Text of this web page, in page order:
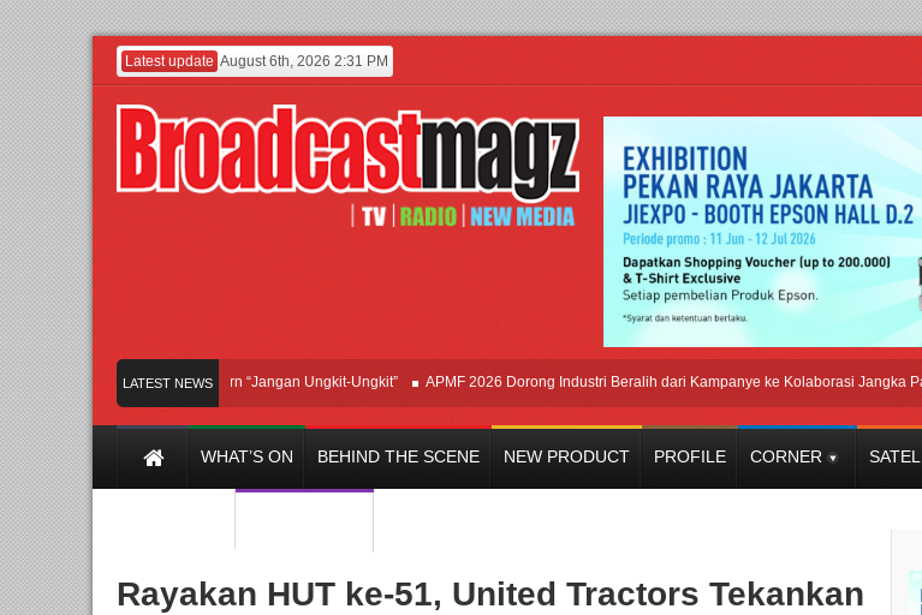
Latest update August 6th, 2026 2:31 PM
LATEST NEWS
Afan Hadirkan Hipdut Modern “Jangan Ungkit-Ungkit” APMF 2026 Dorong Industri Beralih dari Kampanye ke Kolaborasi Jangka
WHAT’S ON BEHIND THE SCENE NEW PRODUCT PROFILE CORNER
Rayakan HUT ke-51, United Tractors Tekankan